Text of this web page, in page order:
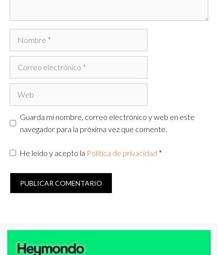
Guarda mi nombre, correo electrónico y web en este
navegador para la próxima vez que comente.
He leído y acepto la Política de privacidad *